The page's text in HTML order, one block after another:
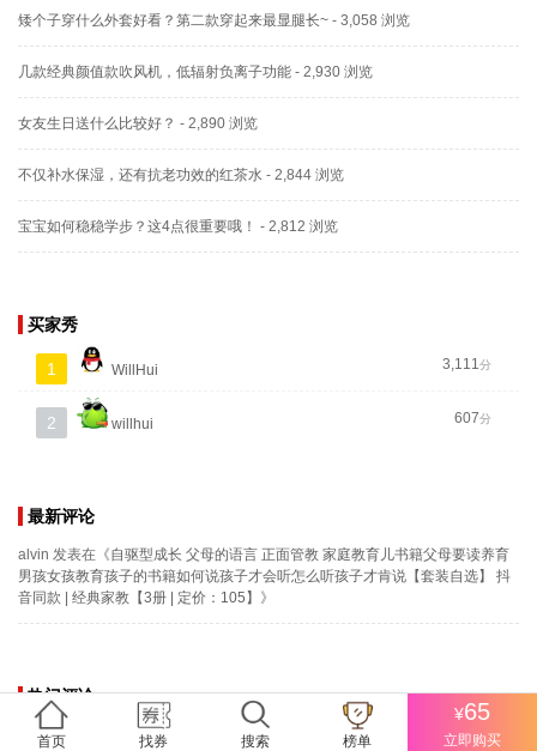
矮个子穿什么外套好看？第二款穿起来最显腿长~ - 3,058 浏览
几款经典颜值款吹风机，低辐射负离子功能 - 2,930 浏览
女友生日送什么比较好？ - 2,890 浏览
不仅补水保湿，还有抗老功效的红茶水 - 2,844 浏览
宝宝如何稳稳学步？这4点很重要哦！ - 2,812 浏览
买家秀
1 WillHui 3,111分
2 willhui 607分
最新评论
alvin 发表在《自驱型成长 父母的语言 正面管教 家庭教育儿书籍父母要读养育
男孩女孩教育孩子的书籍如何说孩子才会听怎么听孩子才肯说【套装自选】 抖
音同款 | 经典家教【3册 | 定价：105】 》
热门评论
暂无相关评论，快去顶一条评论吧
首页 找券 搜索 榜单
¥65
立即购买